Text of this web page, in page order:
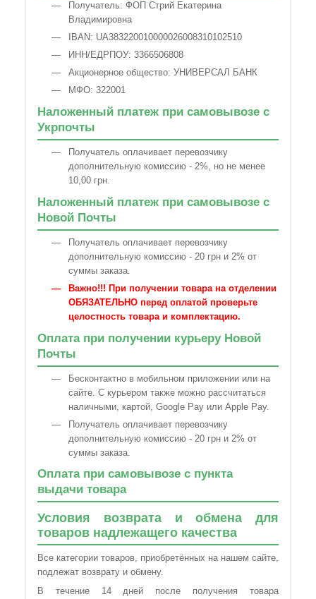
Получатель: ФОП Стрий Екатерина
Владимировна
IBAN: UA383220010000026008310102510
ИНН/ЕДРПОУ: 3366506808
Акционерное общество: УНИВЕРСАЛ БАНК
МФО: 322001
Наложенный платеж при самовывозе с
Укрпочты
Получатель оплачивает перевозчику
дополнительную комиссию - 2%, но не менее
10,00 грн.
Наложенный платеж при самовывозе с
Новой Почты
Получатель оплачивает перевозчику
дополнительную комиссию - 20 грн и 2% от
суммы заказа.
Важно!!! При получении товара на отделении
ОБЯЗАТЕЛЬНО перед оплатой проверьте
целостность товара и комплектацию.
Оплата при получении курьеру Новой
Почты
Бесконтактно в мобильном приложении или на
сайте. С курьером также можно рассчитаться
наличными, картой, Google Pay или Apple Pay.
Получатель оплачивает перевозчику
дополнительную комиссию - 20 грн и 2% от
суммы заказа.
Оплата при самовывозе с пункта
выдачи товара
Условия возврата и обмена для
товаров надлежащего качества
Все категории товаров, приобретённых на нашем сайте,
подлежат возврату и обмену.
В течение 14 дней после получения товара